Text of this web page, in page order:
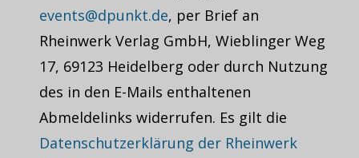
events@dpunkt.de, per Brief an
Rheinwerk Verlag GmbH, Wieblinger Weg
17, 69123 Heidelberg oder durch Nutzung
des in den E-Mails enthaltenen
Abmeldelinks widerrufen. Es gilt die
Datenschutzerklärung der Rheinwerk